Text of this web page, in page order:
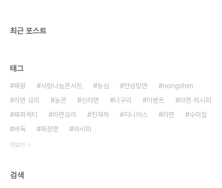
최근 포스트
태그
짜왕 사랑나눔콘서트 농심 안성탕면
nongshim
라면 요리
농콘 신라면 너구리 이벤트
라면 레시피
짜파게티
라면요리 천재하 지니어스 라면
수미칩
바둑
짜장면 레시피
더보기
검색